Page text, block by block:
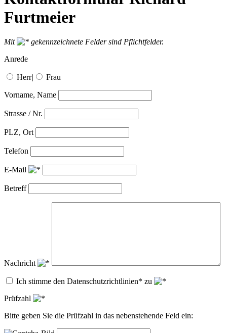
Furtmeier
Mit
gekennzeichnete Felder sind Pflichtfelder.
Anrede
Herr| Frau
Vorname, Name
Strasse / Nr.
PLZ, Ort
Telefon
E-Mail
Betreff
Nachricht
Ich stimme den Datenschutzrichtlinien* zu
Prüfzahl
Bitte geben Sie die Prüfzahl in das nebenstehende Feld ein: